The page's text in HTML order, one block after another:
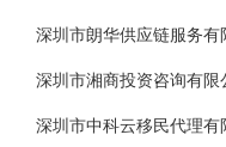
深圳市朗华供应链服务
深圳市湘商投资咨询有
深圳市中科云移民代理